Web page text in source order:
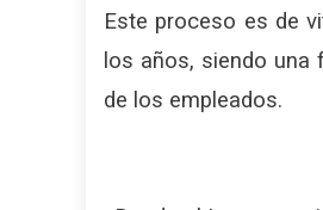
Este proceso es de
los años, siendo
de los empleados.